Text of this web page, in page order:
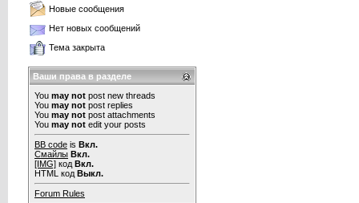
Новые сообщения
Нет новых сообщений
Тема закрыта
Ваши права в разделе
You may not post new threads
You may not post replies
You may not post attachments
You may not edit your posts
BB code is Вкл.
Смайлы Вкл.
[IMG] код Вкл.
HTML код Выкл.
Forum Rules